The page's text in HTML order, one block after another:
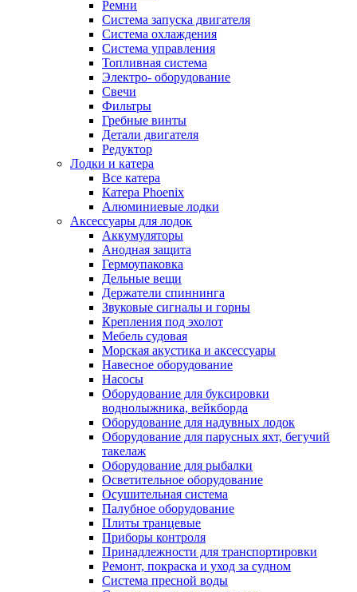
Ремни
Система запуска двигателя
Система охлаждения
Система управления
Топливная система
Электро- оборудование
Свечи
Фильтры
Гребные винты
Детали двигателя
Редуктор
Лодки и катера
Все катера
Катера Phoenix
Алюминиевые лодки
Аксессуары для лодок
Аккумуляторы
Анодная защита
Гермоупаковка
Дельные вещи
Держатели спиннинга
Звуковые сигналы и горны
Крепления под эхолот
Мебель судовая
Морская акустика и аксессуары
Навесное оборудование
Насосы
Оборудование для буксировки
воднолыжника, вейкборда
Оборудование для надувных лодок
Оборудование для парусных яхт, бегучий
такелаж
Оборудование для рыбалки
Осветительное оборудование
Осушительная система
Палубное оборудование
Плиты транцевые
Приборы контроля
Принадлежности для транспортировки
Ремонт, покраска и уход за судном
Система пресной воды